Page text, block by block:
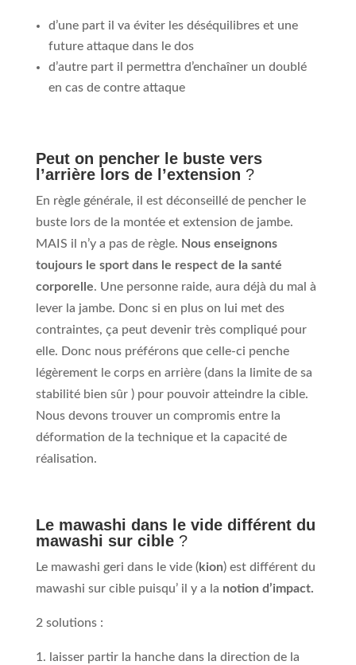
d’une part il va éviter les déséquilibres et une
future attaque dans le dos
d’autre part il permettra d’enchaîner un doublé
en cas de contre attaque
Peut on pencher le buste vers
l’arrière lors de l’extension ?
En règle générale, il est déconseillé de pencher le
buste lors de la montée et extension de jambe.
MAIS il n’y a pas de règle. Nous enseignons
toujours le sport dans le respect de la santé
corporelle. Une personne raide, aura déjà du mal à
lever la jambe. Donc si en plus on lui met des
contraintes, ça peut devenir très compliqué pour
elle. Donc nous préférons que celle-ci penche
légèrement le corps en arrière (dans la limite de sa
stabilité bien sûr ) pour pouvoir atteindre la cible.
Nous devons trouver un compromis entre la
déformation de la technique et la capacité de
réalisation.
Le mawashi dans le vide différent du
mawashi sur cible?
Le mawashi geri dans le vide (kion) est différent du
mawashi sur cible puisqu’ il y a la notion d’impact.
2 solutions :
laisser partir la hanche dans la direction de la